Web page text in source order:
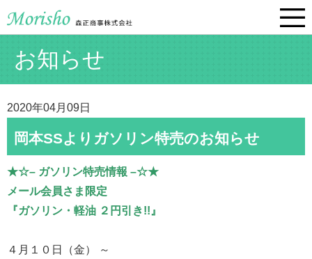
お知らせ
2020年04月09日
岡本SSよりガソリン特売のお知らせ
★☆– ガソリン特売情報 –☆★
メール会員さま限定
『ガソリン・軽油 ２円引き!!』
４月１０日（金） ～